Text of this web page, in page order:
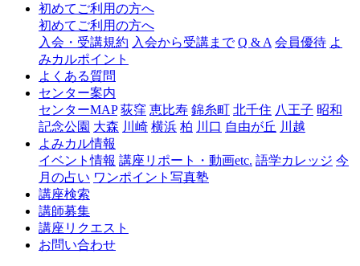
ャ
由
丘
初めてご利用の方へ
初めてご利用の方へ
入会・受講規約 入会から受講まで Q & A 会員優待 よ
みカルポイント
よくある質問
センター案内
センターMAP 荻窪 恵比寿 錦糸町 北千住 八王子 昭和
記念公園 大森 川崎 横浜 柏 川口 自由が丘 川越
よみカル情報
イベント情報 講座リポート・動画etc. 語学カレッジ 今
月の占い ワンポイント写真塾
講座検索
講師募集
講座リクエスト
お問い合わせ